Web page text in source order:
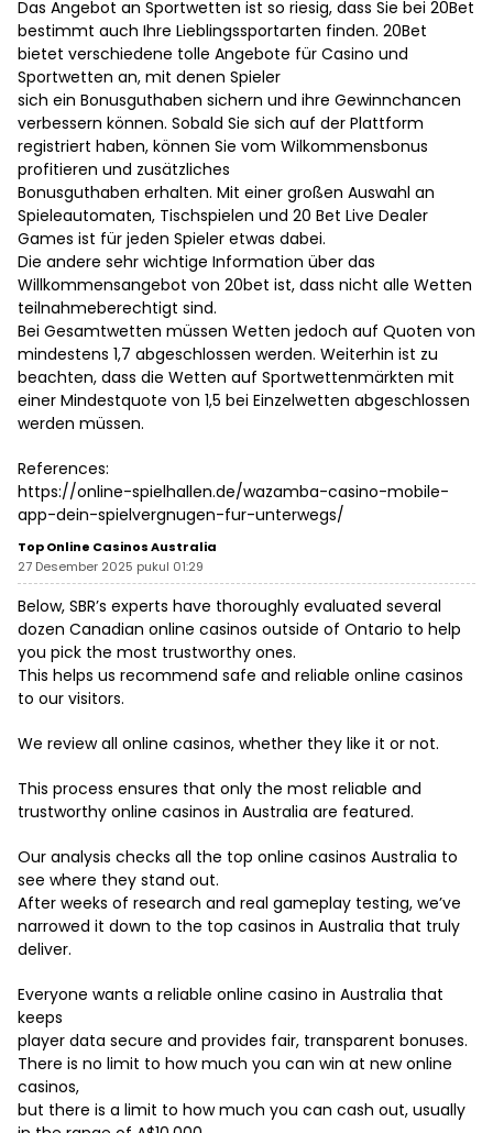
Das Angebot an Sportwetten ist so riesig, dass Sie bei 20Bet
bestimmt auch Ihre Lieblingssportarten finden. 20Bet
bietet verschiedene tolle Angebote für Casino und
Sportwetten an, mit denen Spieler
sich ein Bonusguthaben sichern und ihre Gewinnchancen
verbessern können. Sobald Sie sich auf der Plattform
registriert haben, können Sie vom Wilkommensbonus
profitieren und zusätzliches
Bonusguthaben erhalten. Mit einer großen Auswahl an
Spieleautomaten, Tischspielen und 20 Bet Live Dealer
Games ist für jeden Spieler etwas dabei.
Die andere sehr wichtige Information über das
Willkommensangebot von 20bet ist, dass nicht alle Wetten
teilnahmeberechtigt sind.
Bei Gesamtwetten müssen Wetten jedoch auf Quoten von
mindestens 1,7 abgeschlossen werden. Weiterhin ist zu
beachten, dass die Wetten auf Sportwettenmärkten mit
einer Mindestquote von 1,5 bei Einzelwetten abgeschlossen
werden müssen.
References:
https://online-spielhallen.de/wazamba-casino-mobile-
app-dein-spielvergnugen-fur-unterwegs/
Top Online Casinos Australia
27 Desember 2025 pukul 01:29
Below, SBR’s experts have thoroughly evaluated several
dozen Canadian online casinos outside of Ontario to help
you pick the most trustworthy ones.
This helps us recommend safe and reliable online casinos
to our visitors.
We review all online casinos, whether they like it or not.
This process ensures that only the most reliable and
trustworthy online casinos in Australia are featured.
Our analysis checks all the top online casinos Australia to
see where they stand out.
After weeks of research and real gameplay testing, we’ve
narrowed it down to the top casinos in Australia that truly
deliver.
Everyone wants a reliable online casino in Australia that
keeps
player data secure and provides fair, transparent bonuses.
There is no limit to how much you can win at new online
casinos,
but there is a limit to how much you can cash out, usually